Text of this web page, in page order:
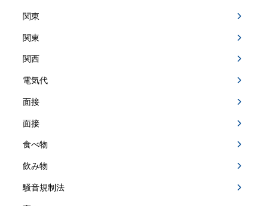
関東
関東
関西
電気代
面接
面接
食べ物
飲み物
騒音規制法